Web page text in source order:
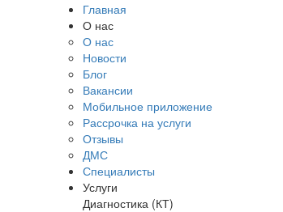
Главная
О нас
О нас
Новости
Блог
Вакансии
Мобильное приложение
Рассрочка на услуги
Отзывы
ДМС
Специалисты
Услуги
Диагностика (КТ)